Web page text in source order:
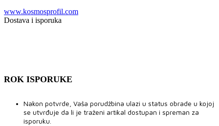
www.kosmosprofil.com
Dostava i isporuka
ROK ISPORUKE
Nakon potvrde, Vaša porudžbina ulazi u status obrade u kojoj
se utvrđuje da li je traženi artikal dostupan i spreman za
isporuku.